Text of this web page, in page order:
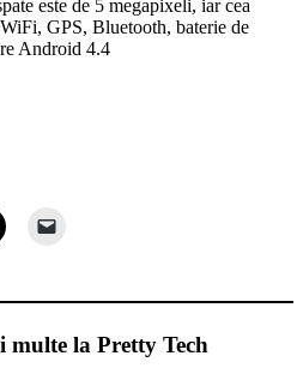
este de 5 megapixeli, iar cea
GPS, Bluetooth, baterie de
Android 4.4
multe la Pretty Tech